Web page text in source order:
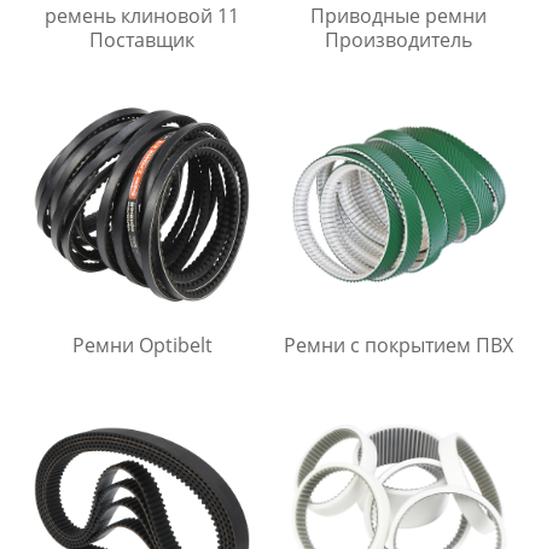
ремень клиновой 11
Поставщик
Приводные ремни
Производитель
Ремни Optibelt Ремни с покрытием ПВХ